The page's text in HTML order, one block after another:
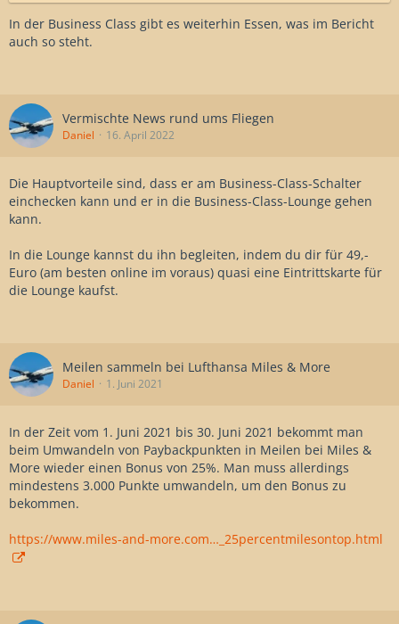
In der Business Class gibt es weiterhin Essen, was im Bericht
auch so steht.
Vermischte News rund ums Fliegen
Daniel 16. April 2022
Die Hauptvorteile sind, dass er am Business-Class-Schalter
einchecken kann und er in die Business-Class-Lounge gehen
kann.
In die Lounge kannst du ihn begleiten, indem du dir für 49,-
Euro (am besten online im voraus) quasi eine Eintrittskarte für
die Lounge kaufst.
Meilen sammeln bei Lufthansa Miles & More
Daniel 1. Juni 2021
In der Zeit vom 1. Juni 2021 bis 30. Juni 2021 bekommt man
beim Umwandeln von Paybackpunkten in Meilen bei Miles &
More wieder einen Bonus von 25%. Man muss allerdings
mindestens 3.000 Punkte umwandeln, um den Bonus zu
bekommen.
https://www.miles-and-more.com…_25percentmilesontop.html